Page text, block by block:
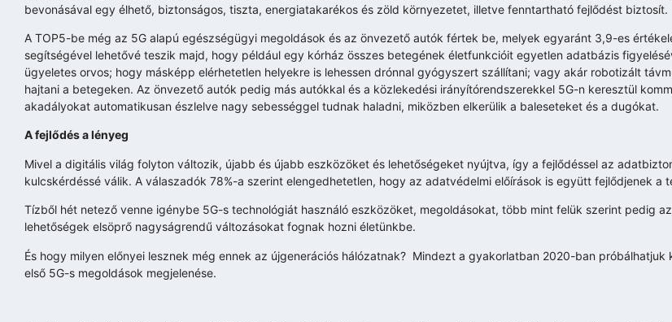
bevonásával egy élhető, biztonságos, tiszta, energiatakarékos és zöld környezetet, illetve fenntartható fejlődést biztosít.
A TOP5-be még az 5G alapú egészségügyi megoldások és az önvezető autók fértek be, melyek egyaránt 3,9-es
segítségével lehetővé teszik majd, hogy például egy kórház összes betegének életfunkcióit egyetlen adatbázis
ügyeletes orvos; hogy másképp elérhetetlen helyekre is lehessen drónnal gyógyszert szállítani; vagy akár robotizált
hajtani a betegeken. Az önvezető autók pedig más autókkal és a közlekedési irányítórendszerekkel 5G-n keresztül
akadályokat automatikusan észlelve nagy sebességgel tudnak haladni, miközben elkerülik a baleseteket és a dugókat.
A fejlődés a lényeg
Mivel a digitális világ folyton változik, újabb és újabb eszközöket és lehetőségeket nyújtva, így a fejlődéssel az
kulcskérdéssé válik. A válaszadók 78%-a szerint elengedhetetlen, hogy az adatvédelmi előírások is együtt fejlődjenek a
Tízből hét netező venne igénybe 5G-s technológiát használó eszközöket, megoldásokat, több mint felük szerint pedig
lehetőségek elsöprő nagyságrendű változásokat fognak hozni életünkbe.
És hogy milyen előnyei lesznek még ennek az újgenerációs hálózatnak? Mindezt a gyakorlatban 2020-ban próbálhatjuk
első 5G-s megoldások megjelenése.